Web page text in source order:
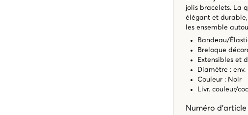
jolis bracelets. La
élégant et
les ensemble
Bandeau/
Breloque
Extensibles et
Diamètre : env.
Couleur : Noir
Livr. couleur/
Numéro d'article